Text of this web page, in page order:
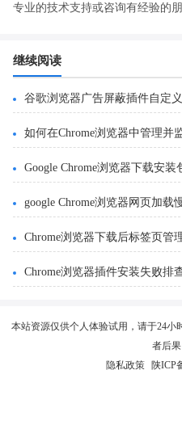
专业的技术支持或咨询有经验的朋
继续阅读
谷歌浏览器广告屏蔽插件自定
如何在Chrome浏览器中管理并
Google Chrome浏览器下载安
google Chrome浏览器网页加载
Chrome浏览器下载后标签页管
Chrome浏览器插件安装失败排
本站资源仅供个人体验试用，请于24
者后果
隐私政策
陕ICP